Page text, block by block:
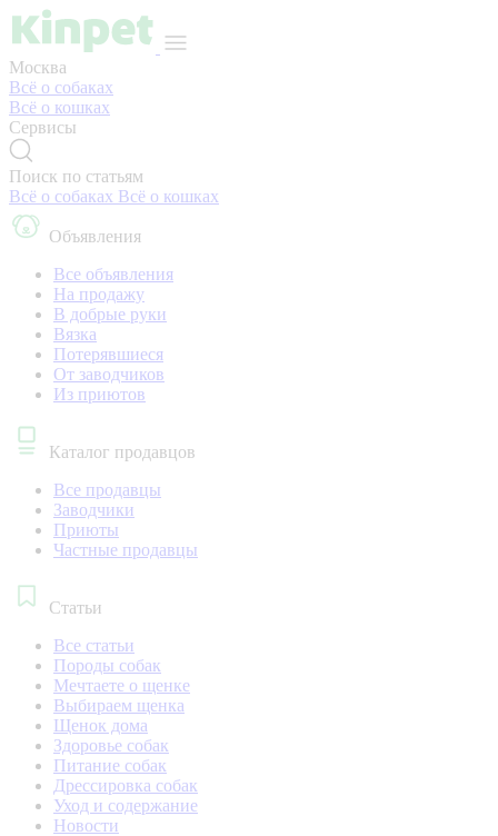
Москва
Всё о собаках
Всё о кошках
Сервисы
Поиск по статьям
Всё о собаках Всё о кошках
Объявления
Все объявления
На продажу
В добрые руки
Вязка
Потерявшиеся
От заводчиков
Из приютов
Каталог продавцов
Все продавцы
Заводчики
Приюты
Частные продавцы
Статьи
Все статьи
Породы собак
Мечтаете о щенке
Выбираем щенка
Щенок дома
Здоровье собак
Питание собак
Дрессировка собак
Уход и содержание
Новости